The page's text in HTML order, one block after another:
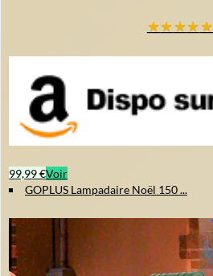
★★★★★
99,99 €Voir
GOPLUS Lampadaire Noël 150 ...